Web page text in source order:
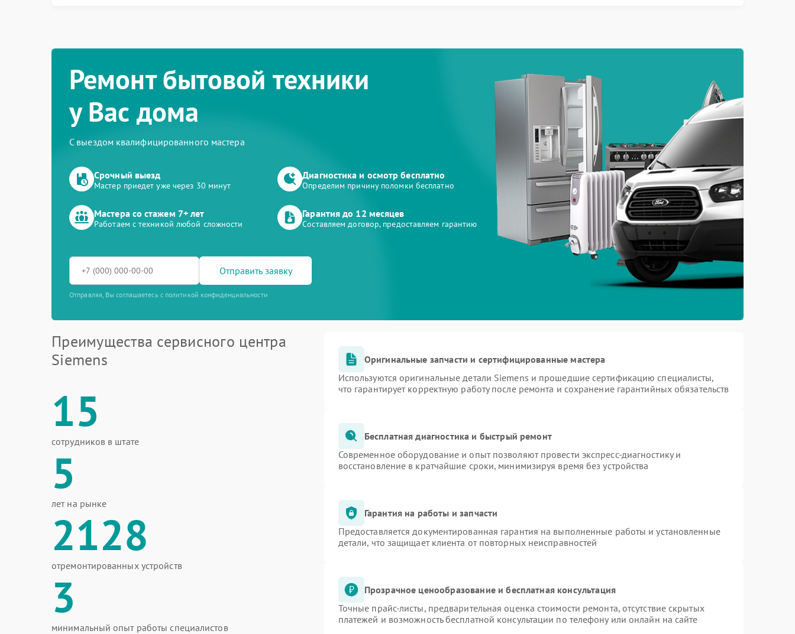
Ремонт бытовой техники
у Вас дома
С выездом квалифицированного мастера
Срочный выезд
Мастер приедет уже через 30 минут
Диагностика и осмотр бесплатно
Определим причину поломки бесплатно
Мастера со стажем 7+ лет
Работаем с техникой любой сложности
Гарантия до 12 месяцев
Составляем договор, предоставляем гарантию
Отправить заявку
Отправляя, Вы соглашаетесь с политикой конфиденциальности
Преимущества сервисного центра
Siemens
15
сотрудников в штате
5
лет на рынке
2128
отремонтированных устройств
3
минимальный опыт работы специалистов
Оригинальные запчасти и сертифицированные мастера
Используются оригинальные детали Siemens и прошедшие сертификацию специалисты,
что гарантирует корректную работу после ремонта и сохранение гарантийных обязательств
Бесплатная диагностика и быстрый ремонт
Современное оборудование и опыт позволяют провести экспресс-диагностику и
восстановление в кратчайшие сроки, минимизируя время без устройства
Гарантия на работы и запчасти
Предоставляется документированная гарантия на выполненные работы и установленные
детали, что защищает клиента от повторных неисправностей
Прозрачное ценообразование и бесплатная консультация
Точные прайс-листы, предварительная оценка стоимости ремонта, отсутствие скрытых
платежей и возможность бесплатной консультации по телефону или онлайн на сайте